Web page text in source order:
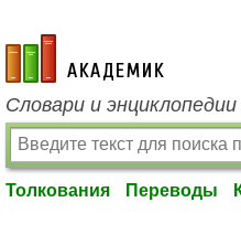
academic.ru
Словари и
Толкования Переводы